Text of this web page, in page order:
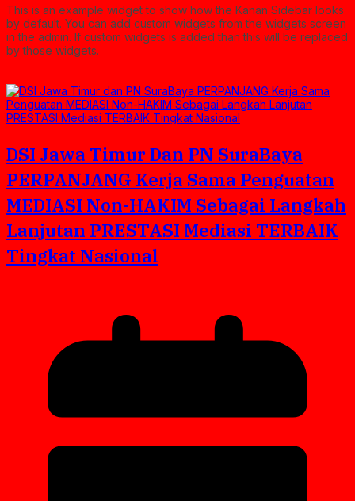
This is an example widget to show how the Kanan Sidebar looks
by default. You can add custom widgets from the widgets screen
in the admin. If custom widgets is added than this will be replaced
by those widgets.
DSI Jawa Timur Dan PN SuraBaya
PERPANJANG Kerja Sama Penguatan
MEDIASI Non-HAKIM Sebagai Langkah
Lanjutan PRESTASI Mediasi TERBAIK
Tingkat Nasional